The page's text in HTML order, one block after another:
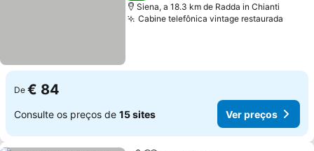
Siena, a 18.3 km de Radda in Chianti
Cabine telefônica vintage restaurada
De € 84
Consulte os preços de 15 sites Ver preços